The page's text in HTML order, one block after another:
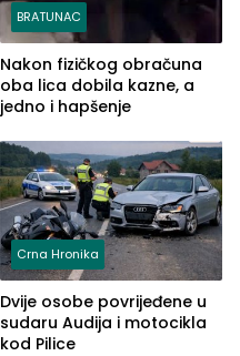
BRATUNAC
Nakon fizičkog obračuna
oba lica dobila kazne, a
jedno i hapšenje
Crna Hronika
Dvije osobe povrijeđene u
sudaru Audija i motocikla
kod Pilice